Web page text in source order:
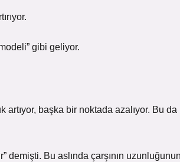
gibi geliyor.
artıyor, başka bir noktada azalıyor. Bu da
demişti. Bu aslında çarşının